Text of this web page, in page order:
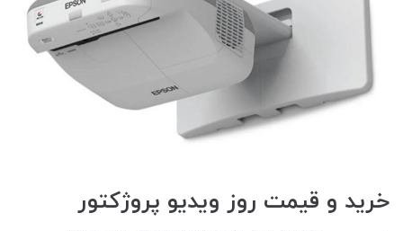
خرید و قیمت روز ویدیو پروژکتور